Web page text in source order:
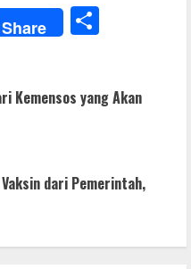
Share
e
Kemensos yang Akan
dari Pemerintah,